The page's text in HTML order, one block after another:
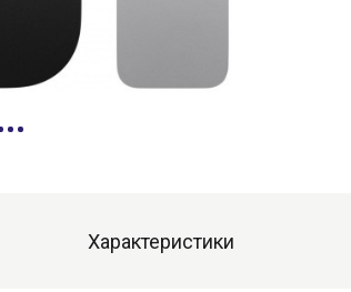
Характеристики